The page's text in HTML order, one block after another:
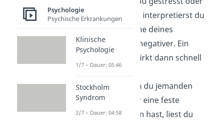
schlecht gelaunt, interpretierst du
die Körpersprache deines
Gegenübers oft negativer. Ein
neutraler Blick wirkt dann schnell
wie Ablehnung.
Vorurteile:
Wenn du jemanden
nicht magst oder eine feste
Meinung über ihn hast, liest du
Psychologie
Psychische Erkrankungen
Klinische
Psychologie
1/7 – Dauer: 05:46
Stockholm
Syndrom
2/7 – Dauer: 04:58